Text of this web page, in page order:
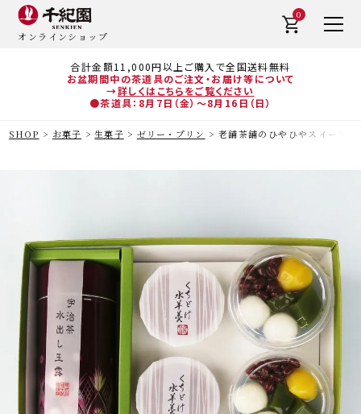
合計金額11,000円以上ご購入で全国送料無料
お盆期間中の茶道具のご注文・お届け等について
→詳しくはこちらをご覧ください
●茶道具：8月7日（金）～8月16日（日）
オンラインショップ
0
SHOP お菓子 生菓子 ゼリー・プリン 老舗茶舗のひやひやスイーツ